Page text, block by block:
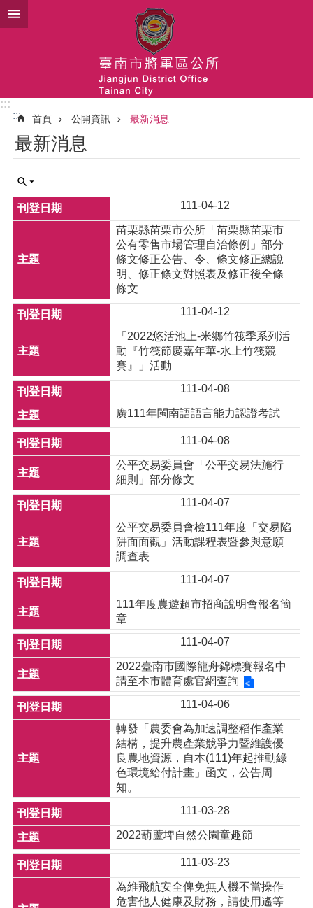
跳到主要內容區塊
:::
:::
首頁 公開資訊 最新消息
最新消息
111-04-12
苗栗縣苗栗市公所「苗栗縣苗栗市
公有零售市場管理自治條例」部分
條文修正公告、令、條文修正總說
明、修正條文對照表及修正後全條
條文
111-04-12
「2022悠活池上-米鄉竹筏季系列活
動『竹筏節慶嘉年華-水上竹筏競
賽』」活動
111-04-08
廣111年閩南語語言能力認證考試
111-04-08
公平交易委員會「公平交易法施行
細則」部分條文
111-04-07
公平交易委員會檢111年度「交易陷
阱面面觀」活動課程表暨參與意願
調查表
111-04-07
111年度農遊超市招商說明會報名簡
章
111-04-07
2022臺南市國際龍舟錦標賽報名中
請至本市體育處官網查詢
111-04-06
轉發「農委會為加速調整稻作產業
結構，提升農產業競爭力暨維護優
良農地資源，自本(111)年起推動綠
色環境給付計畫」函文，公告周
知。
111-03-28
2022葫蘆埤自然公園童趣節
111-03-23
為維飛航安全俾免無人機不當操作
危害他人健康及財務，請使用遙等